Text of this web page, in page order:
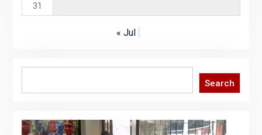
31
« Jul
Search